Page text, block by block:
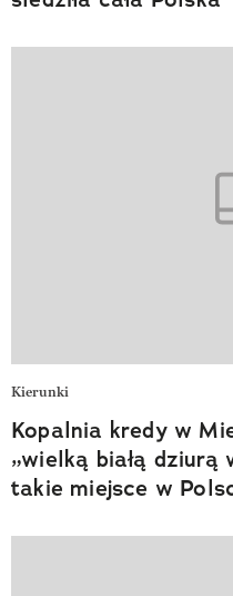
Kierunki
Kopalnia kredy w
„wielką białą dziurą
takie miejsce w